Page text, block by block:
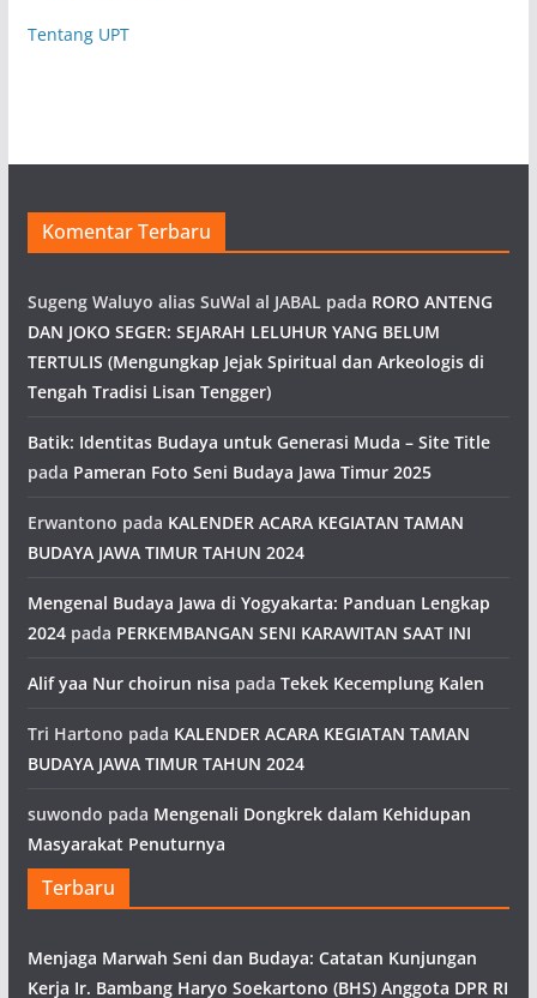
Tentang UPT
Komentar Terbaru
Sugeng Waluyo alias SuWal al JABAL pada RORO ANTENG
DAN JOKO SEGER: SEJARAH LELUHUR YANG BELUM
TERTULIS (Mengungkap Jejak Spiritual dan Arkeologis di
Tengah Tradisi Lisan Tengger)
Batik: Identitas Budaya untuk Generasi Muda – Site Title
pada Pameran Foto Seni Budaya Jawa Timur 2025
Erwantono pada KALENDER ACARA KEGIATAN TAMAN
BUDAYA JAWA TIMUR TAHUN 2024
Mengenal Budaya Jawa di Yogyakarta: Panduan Lengkap
2024pada PERKEMBANGAN SENI KARAWITAN SAAT INI
Alif yaa Nur choirun nisa pada Tekek Kecemplung Kalen
Tri Hartono pada KALENDER ACARA KEGIATAN TAMAN
BUDAYA JAWA TIMUR TAHUN 2024
suwondo pada Mengenali Dongkrek dalam Kehidupan
Masyarakat Penuturnya
Terbaru
Menjaga Marwah Seni dan Budaya: Catatan Kunjungan
Kerja Ir. Bambang Haryo Soekartono (BHS) Anggota DPR RI